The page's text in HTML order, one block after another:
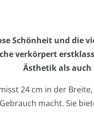
Schönheit und die
verkörpert
Ästhetik als
24 cm in der
macht. Sie